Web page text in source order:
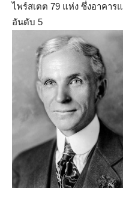
ไพร์สเตต 79 แห่ง ซึ่งอาคา
อันดับ 5